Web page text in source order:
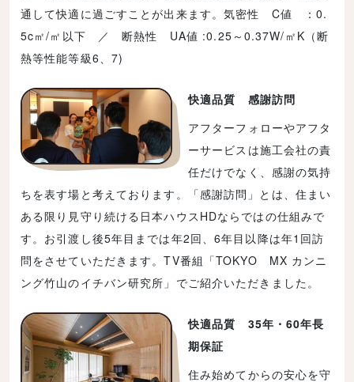
通して快適に過ごすことが出来ます。気密性 C値 ：0.
5c㎡/㎡以下 ／ 断熱性 UA値 :0.25～0.37W/㎡K（断
熱等性能等級6、7)
快適品質 感謝訪問
アフターフォローやアフタ
ーサービスは施工会社の責
任だけでなく、感謝の気持
ちを表す場と考えております。「感謝訪問」とは、住まい
ある限り見守り続ける日本ハウスHDならではの仕組みで
す。お引渡し後5年目までは年2回、6年目以降は年1回訪
問をさせていただきます。TV番組「TOKYO MX カンニ
ング竹山のイチバン研究所」でご紹介いただきました。
快適品質 35年・60年長
期保証
住み始めてからの安心を守